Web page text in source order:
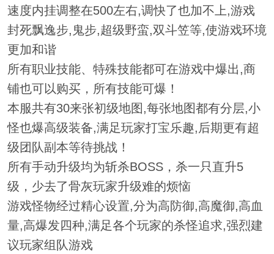
速度内挂调整在500左右,调快了也加不上,游戏
封死飘逸步,鬼步,超级野蛮,双斗笠等,使游戏环境
更加和谐
所有职业技能、特殊技能都可在游戏中爆出,商
铺也可以购买，所有技能可爆！
本服共有30来张初级地图,每张地图都有分层,小
怪也爆高级装备,满足玩家打宝乐趣,后期更有超
级团队副本等待挑战！
所有手动升级均为斩杀BOSS，杀一只直升5
级，少去了骨灰玩家升级难的烦恼
游戏怪物经过精心设置,分为高防御,高魔御,高血
量,高爆发四种,满足各个玩家的杀怪追求,强烈建
议玩家组队游戏